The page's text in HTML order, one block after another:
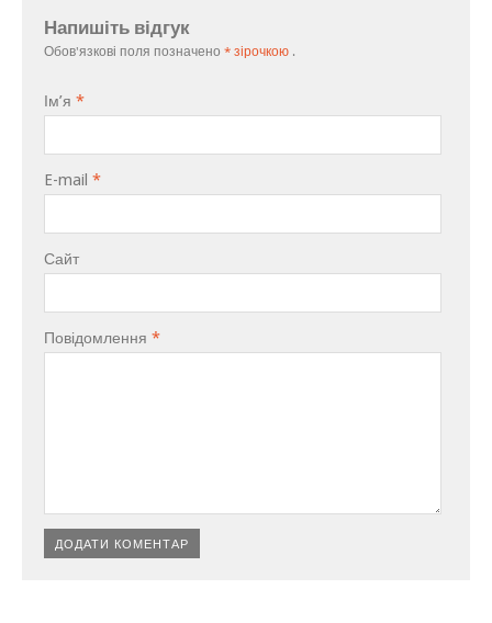
Напишіть відгук
Обов'язкові поля позначено * зірочкою .
Ім’я *
E-mail *
Сайт
Повідомлення *